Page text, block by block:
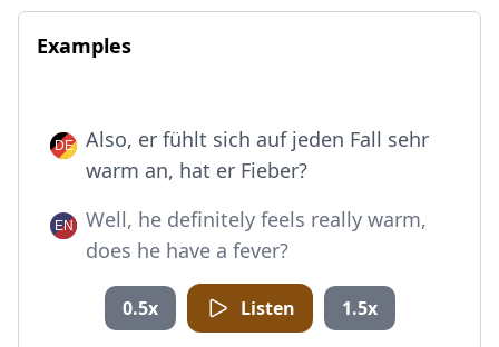
Examples
Also, er fühlt sich auf jeden Fall sehr
warm an, hat er Fieber?
Well, he definitely feels really warm,
does he have a fever?
0.5x Listen 1.5x